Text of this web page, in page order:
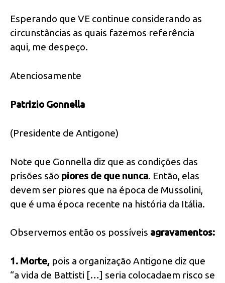
Esperando que VE continue considerando as
circunstâncias as quais fazemos referência
aqui, me despeço.
Atenciosamente
Patrizio Gonnella
(Presidente de Antigone)
Note que Gonnella diz que as condições das
prisões são piores de que nunca. Então, elas
devem ser piores que na época de Mussolini,
que é uma época recente na história da Itália.
Observemos então os possíveis agravamentos:
1. Morte, pois a organização Antigone diz que
“a vida de Battisti […] seria colocadaem risco se